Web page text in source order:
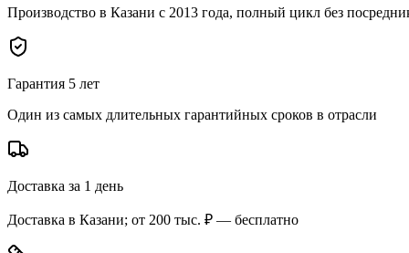
Производство в Казани с 2013 года, полный цикл без
Гарантия 5 лет
Один из самых длительных гарантийных сроков в отрасли
Доставка за 1 день
Доставка в Казани; от 200 тыс. ₽ — бесплатно